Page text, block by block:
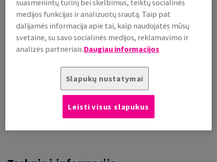
Kiekių palyginimas
lap.
−
PANAUDOJIMAS TECHNINIAI
DOKUMENTAI
suasmenintų turinį bei skelbimus, teiktų socialinės
medijos funkcijas ir analizuotų srautą. Taip pat
dalijamės informacija apie tai, kaip naudojatės mūsų
svetaine, su savo socialinės medijos, reklamavimo ir
analizės partneriais.Daugiau informacijos
Slapukų nustatymai
Leisti visus slapukus